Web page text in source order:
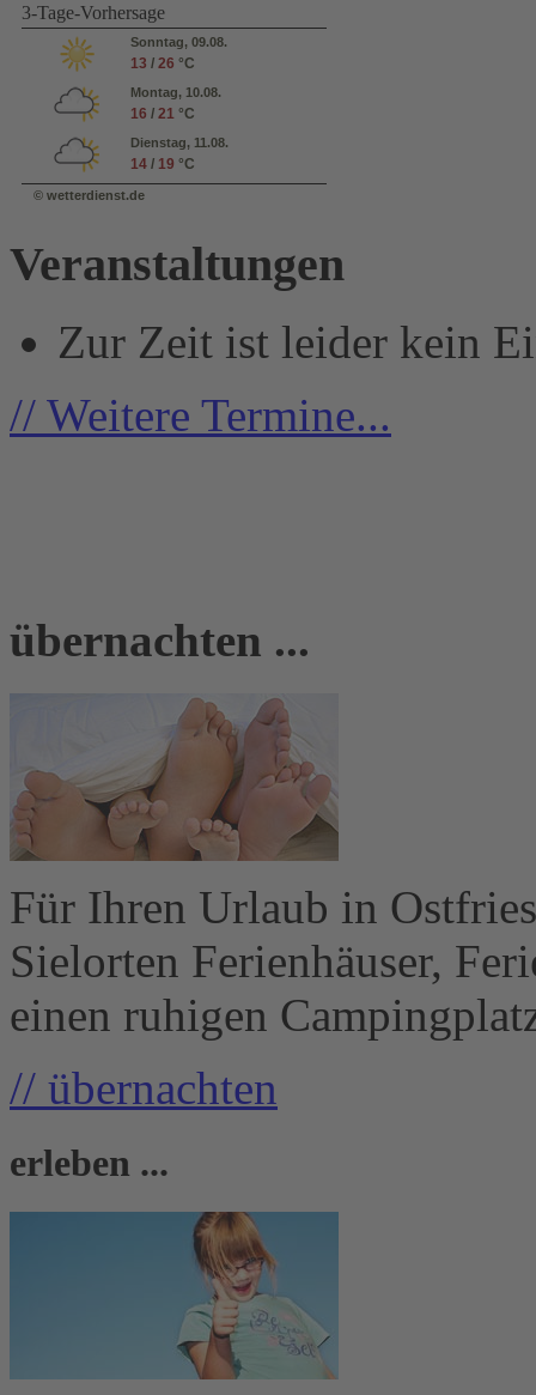
3-Tage-Vorhersage
Sonntag, 09.08.
13 / 26 °C
Montag, 10.08.
16 / 21 °C
Dienstag, 11.08.
14 / 19 °C
© wetterdienst.de
Veranstaltungen
Zur Zeit ist leider kein
// Weitere Termine...
übernachten ...
Für Ihren Urlaub in
Sielorten Ferienhäuser,
einen ruhigen
// übernachten
erleben ...